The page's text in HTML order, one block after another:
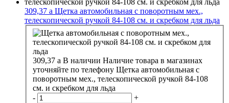
309,37 a Щетка автомобильная с поворотным мех.,
телескопической ручкой 84-108 см. и скребком для льда
309,37 a В наличии Наличие товара в магазинах
уточняйте по телефону Щетка автомобильная с
поворотным мех., телескопической ручкой 84-108
см. и скребком для льда
-
+